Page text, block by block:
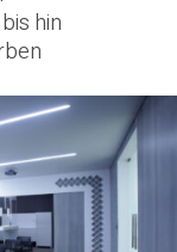
hin